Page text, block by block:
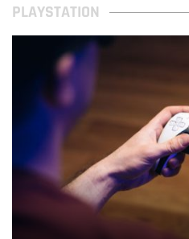
PLAYSTATION